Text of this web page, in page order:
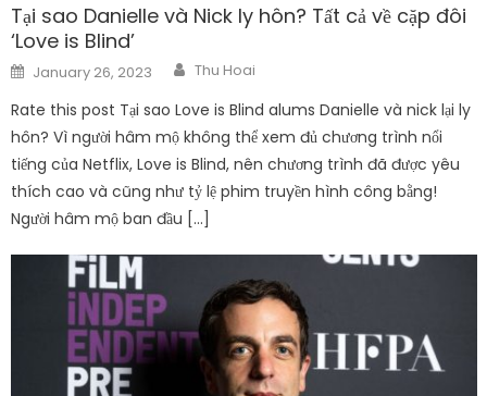
Tại sao Danielle và Nick ly hôn? Tất cả về cặp đôi
‘Love is Blind’
Posted
on
January 26, 2023 Author
Thu Hoai
Rate this post Tại sao Love is Blind alums Danielle và nick lại ly
hôn? Vì người hâm mộ không thể xem đủ chương trình nổi
tiếng của Netflix, Love is Blind, nên chương trình đã được yêu
thích cao và cũng như tỷ lệ phim truyền hình công bằng!
Người hâm mộ ban đầu […]